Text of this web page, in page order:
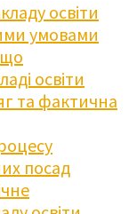
освіти
умовами
освіти
та фактична
посад